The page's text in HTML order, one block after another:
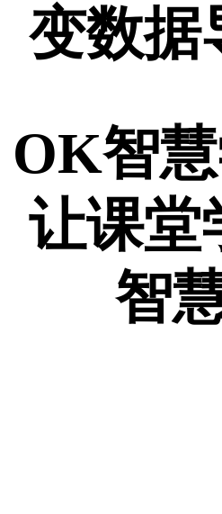
变数据
OK智
让课堂
智慧